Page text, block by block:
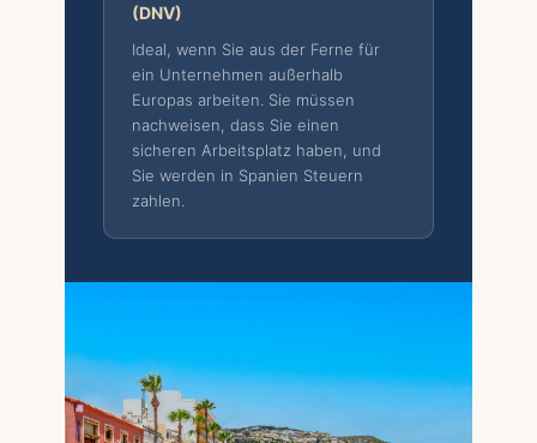
(DNV)
Ideal, wenn Sie aus der Ferne für
ein Unternehmen außerhalb
Europas arbeiten. Sie müssen
nachweisen, dass Sie einen
sicheren Arbeitsplatz haben, und
Sie werden in Spanien Steuern
zahlen.